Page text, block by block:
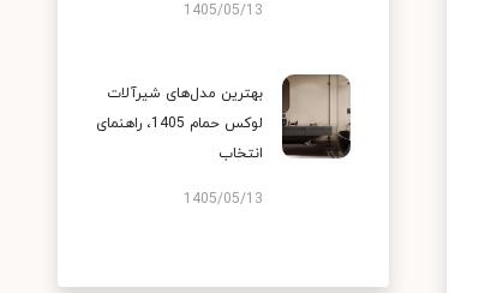
1405/05/13
بهترین مدل‌های شیرآلات
لوکس حمام 1405، راهنمای
انتخاب
1405/05/13